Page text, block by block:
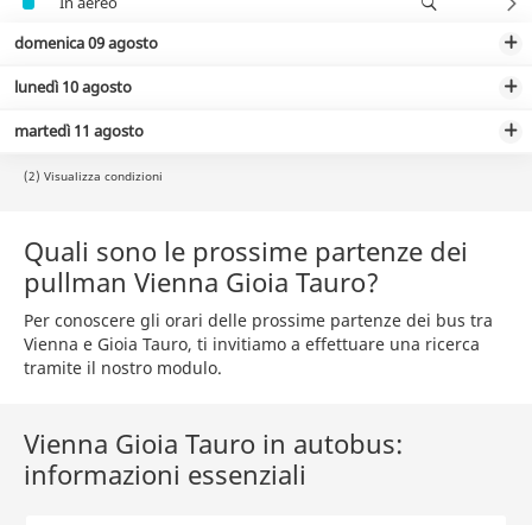
domenica 09 agosto
lunedì 10 agosto
martedì 11 agosto
(2) Visualizza condizioni
Quali sono le prossime partenze dei
pullman Vienna Gioia Tauro?
Per conoscere gli orari delle prossime partenze dei bus tra
Vienna e Gioia Tauro, ti invitiamo a effettuare una ricerca
tramite il nostro modulo.
Vienna Gioia Tauro in autobus:
informazioni essenziali